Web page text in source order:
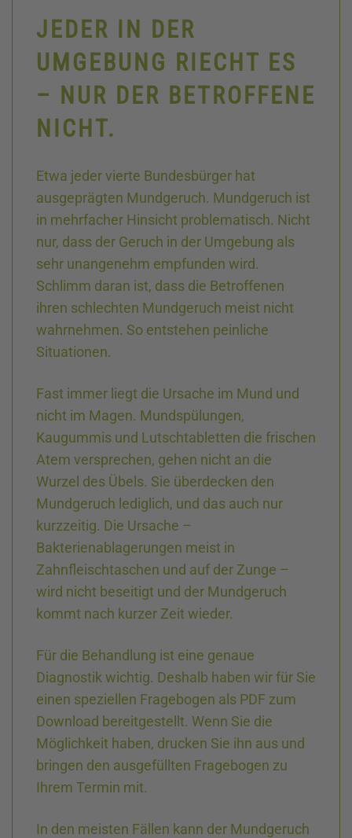
JEDER IN DER
UMGEBUNG RIECHT ES
– NUR DER BETROFFENE
NICHT.
Etwa jeder vierte Bundesbürger hat
ausgeprägten Mundgeruch. Mundgeruch ist
in mehrfacher Hinsicht problematisch. Nicht
nur, dass der Geruch in der Umgebung als
sehr unangenehm empfunden wird.
Schlimm daran ist, dass die Betroffenen
ihren schlechten Mundgeruch meist nicht
wahrnehmen. So entstehen peinliche
Situationen.
Fast immer liegt die Ursache im Mund und
nicht im Magen. Mundspülungen,
Kaugummis und Lutschtabletten die frischen
Atem versprechen, gehen nicht an die
Wurzel des Übels. Sie überdecken den
Mundgeruch lediglich, und das auch nur
kurzzeitig. Die Ursache –
Bakterienablagerungen meist in
Zahnfleischtaschen und auf der Zunge –
wird nicht beseitigt und der Mundgeruch
kommt nach kurzer Zeit wieder.
Für die Behandlung ist eine genaue
Diagnostik wichtig. Deshalb haben wir für Sie
einen speziellen Fragebogen als PDF zum
Download bereitgestellt. Wenn Sie die
Möglichkeit haben, drucken Sie ihn aus und
bringen den ausgefüllten Fragebogen zu
Ihrem Termin mit.
In den meisten Fällen kann der Mundgeruch